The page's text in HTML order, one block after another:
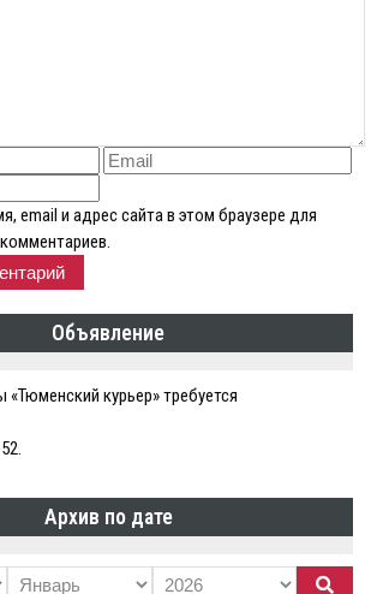
email и адрес сайта в этом браузере для
Объявление
курьер» требуется
Архив по дате